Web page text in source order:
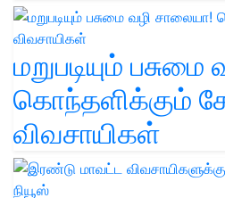
மறுபடியும்
கொந்தளிக்கும்
விவசாயிகள்